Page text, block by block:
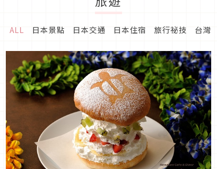
ALL 日本景點 日本交通 日本住宿 旅行祕技 台灣